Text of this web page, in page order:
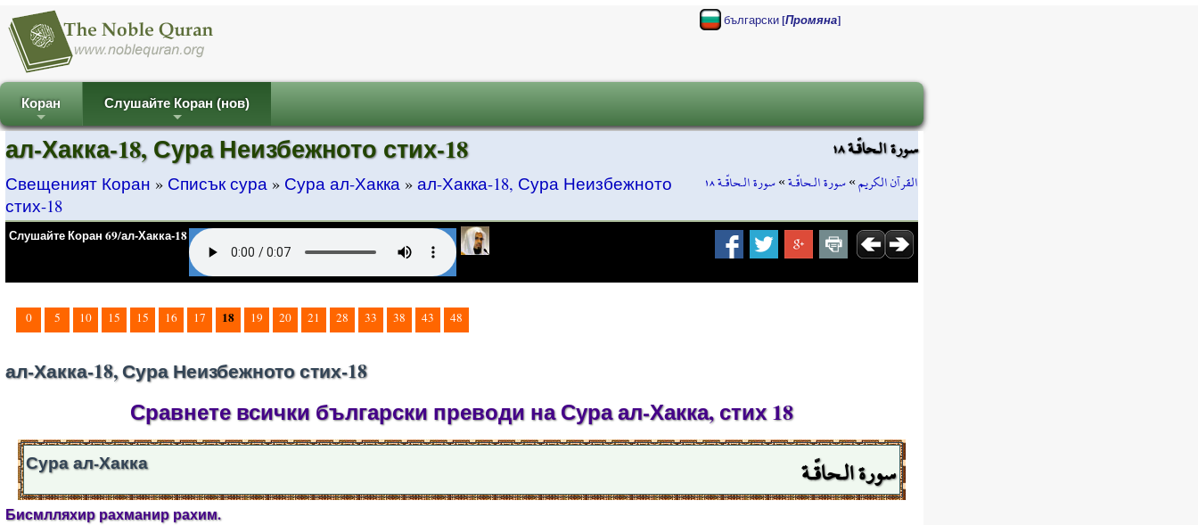
български[Промяна]
+
Коран
+
Слушайте Коран (нов)
سورة الـحاقّـة ١٨
القرآن الكريم»سورة الـحاقّـة»سورة الـحاقّـة ١٨
ал-Хакка-18, Сура Неизбежното стих-18
Свещеният Коран » Списък сура » Сура ал-Хакка » ал-Хакка-18, Сура Неизбежното
стих-18
Слушайте Коран 69/ал-Хакка-18
0 5 10 15 15 16 17 18 19 20 21 28 33 38 43 48
ал-Хакка-18, Сура Неизбежното стих-18
Сравнете всички български преводи на Сура ал-Хакка, стих 18
سورة الـحاقّـة Сура ал-Хакка
Бисмлляхир рахманир рахим.